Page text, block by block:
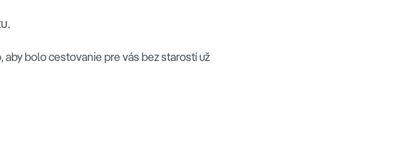
bolo cestovanie pre vás bez starostí už